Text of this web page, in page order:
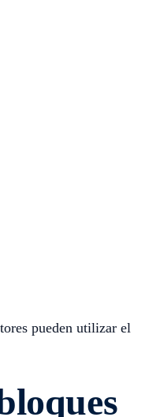
pueden utilizar el